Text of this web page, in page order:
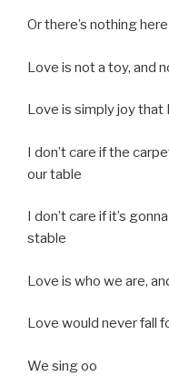
Or there’s nothing
Love is not a toy, and
Love is simply joy that
I don’t care if the
our table
I don’t care if it’s
stable
Love is who we are,
Love would never fall
We sing oo